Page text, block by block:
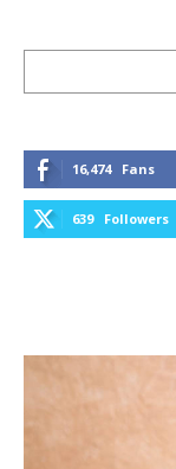
16,474 Fans
639 Followers